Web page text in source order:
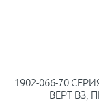
1902-066-70
ВЕРТ ВЗ,